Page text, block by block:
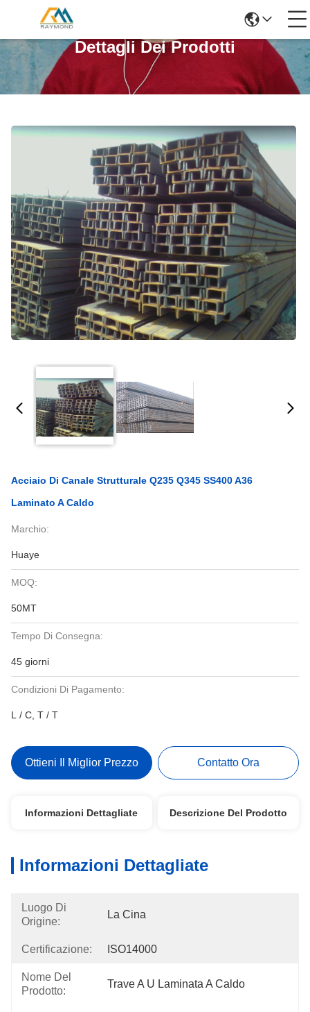
Dettagli Dei Prodotti
Acciaio Di Canale Strutturale Q235 Q345 SS400 A36
Laminato A Caldo
Marchio:
Huaye
MOQ:
50MT
Tempo Di Consegna:
45 giorni
Condizioni Di Pagamento:
L / C, T / T
Ottieni Il Miglior Prezzo Contatto Ora
Informazioni Dettagliate Descrizione Del Prodotto
Informazioni Dettagliate
Luogo Di
Origine:
La Cina
Certificazione: ISO14000
Nome Del
Prodotto:
Trave A U Laminata A Caldo